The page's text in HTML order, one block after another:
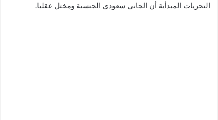
التحريات المبدأية أن الجاني سعودي الجنسية ومختل عقليا.